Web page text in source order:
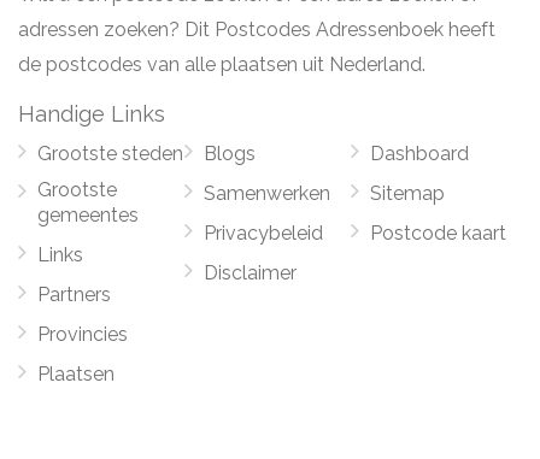
adressen zoeken? Dit Postcodes Adressenboek heeft
de postcodes van alle plaatsen uit Nederland.
Handige Links
Grootste steden
Grootste
gemeentes
Links
Partners
Provincies
Plaatsen
Blogs
Samenwerken
Privacybeleid
Disclaimer
Dashboard
Sitemap
Postcode kaart